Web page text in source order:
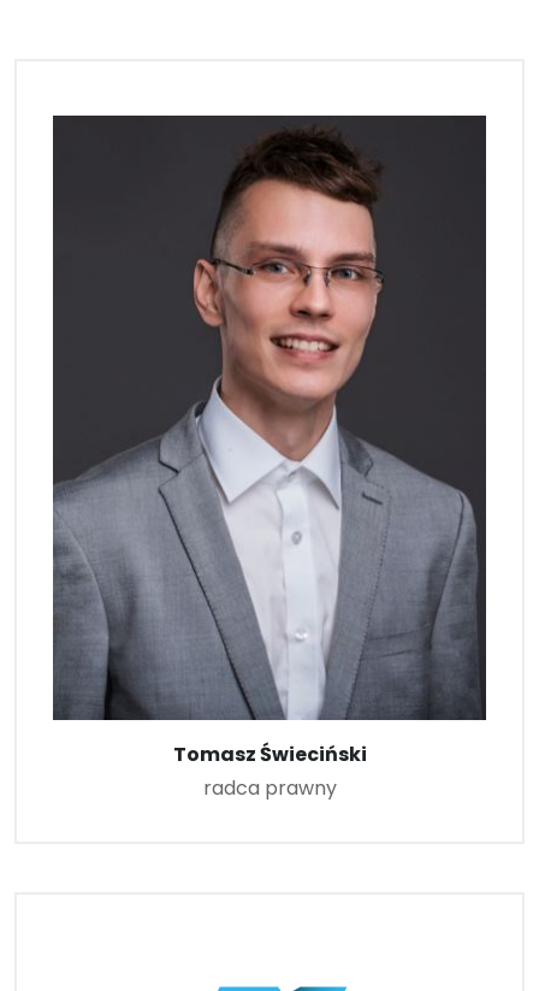
Tomasz Świeciński
radca prawny